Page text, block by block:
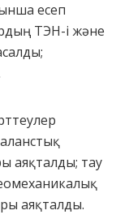
есеп
ТЭН-і және
аяқталды; тау
аяқталды.